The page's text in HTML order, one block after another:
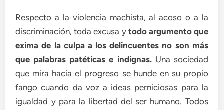
Respecto a la violencia machista, al acoso o a la
discriminación, toda excusa y todo argumento que
exima de la culpa a los delincuentes no son más
que palabras patéticas e indignas.Una sociedad
que mira hacia el progreso se hunde en su propio
fango cuando da voz a ideas perniciosas para la
igualdad y para la libertad del ser humano. Todos